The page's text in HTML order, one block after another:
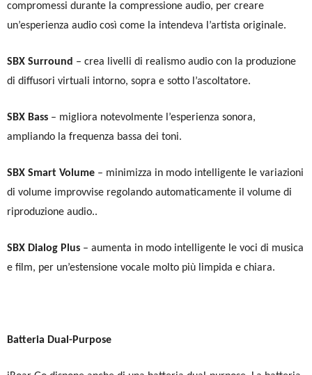
compromessi durante la compressione audio, per creare
un’esperienza audio così come la intendeva l’artista originale.
SBX Surround – crea livelli di realismo audio con la produzione
di diffusori virtuali intorno, sopra e sotto l’ascoltatore.
SBX Bass – migliora notevolmente l’esperienza sonora,
ampliando la frequenza bassa dei toni.
SBX Smart Volume – minimizza in modo intelligente le variazioni
di volume improvvise regolando automaticamente il volume di
riproduzione audio..
SBX Dialog Plus – aumenta in modo intelligente le voci di musica
e film, per un’estensione vocale molto più limpida e chiara.
Batteria Dual-Purpose